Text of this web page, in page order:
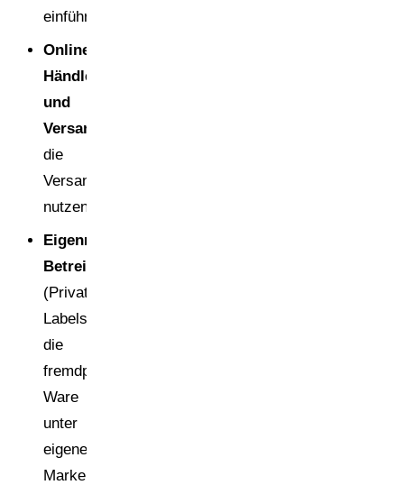
einführen
Online-
Händler
und
Versandhändler
die
Versandverpackungen
nutzen
Eigenmarken-
Betreiber
(Private
Labels),
die
fremdproduzierte
Ware
unter
eigener
Marke